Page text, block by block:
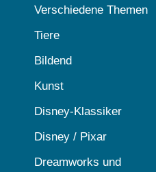
Verschiedene Themen
Tiere
Bildend
Kunst
Disney-Klassiker
Disney / Pixar
Dreamworks und